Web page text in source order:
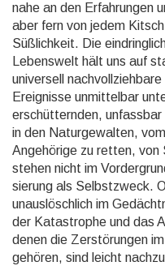
nahe an den Erfah­rungen
aber fern von jedem
Süßlich­keit. Die
Lebens­welt hält uns auf
univer­sell
Ereig­nisse unmittel­bar
erschüt­ternden,
in den Natur­gewalten,
Ange­hörige zu retten, von
stehen nicht im
sierung als Selbst­zweck.
unaus­lösch­lich im
der Katas­trophe und das
denen die Zerstö­rungen
gehören, sind leicht